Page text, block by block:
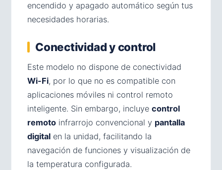
encendido y apagado automático según tus
necesidades horarias.
Conectividad y control
Este modelo no dispone de conectividad
Wi-Fi, por lo que no es compatible con
aplicaciones móviles ni control remoto
inteligente. Sin embargo, incluye control
remoto infrarrojo convencional y pantalla
digital en la unidad, facilitando la
navegación de funciones y visualización de
la temperatura configurada.